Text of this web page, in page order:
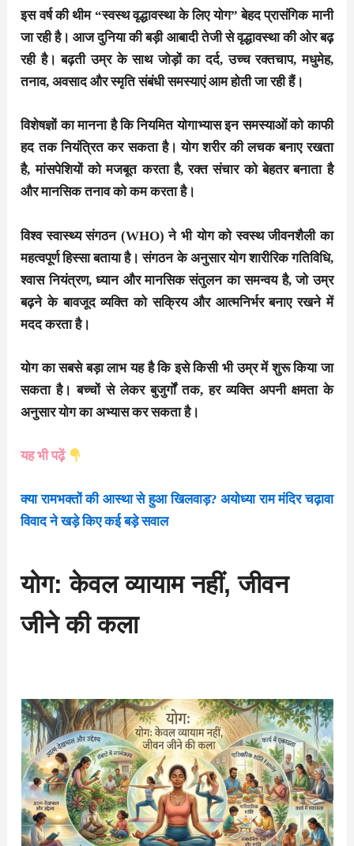
इस वर्ष की थीम “स्वस्थ वृद्धावस्था के लिए योग” बेहद प्रासंगिक मानी
जा रही है। आज दुनिया की बड़ी आबादी तेजी से वृद्धावस्था की ओर बढ़
रही है। बढ़ती उम्र के साथ जोड़ों का दर्द, उच्च रक्तचाप, मधुमेह,
तनाव, अवसाद और स्मृति संबंधी समस्याएं आम होती जा रही हैं।
विशेषज्ञों का मानना है कि नियमित योगाभ्यास इन समस्याओं को काफी
हद तक नियंत्रित कर सकता है। योग शरीर की लचक बनाए रखता
है, मांसपेशियों को मजबूत करता है, रक्त संचार को बेहतर बनाता है
और मानसिक तनाव को कम करता है।
विश्व स्वास्थ्य संगठन (WHO) ने भी योग को स्वस्थ जीवनशैली का
महत्वपूर्ण हिस्सा बताया है। संगठन के अनुसार योग शारीरिक गतिविधि,
श्वास नियंत्रण, ध्यान और मानसिक संतुलन का समन्वय है, जो उम्र
बढ़ने के बावजूद व्यक्ति को सक्रिय और आत्मनिर्भर बनाए रखने में
मदद करता है।
योग का सबसे बड़ा लाभ यह है कि इसे किसी भी उम्र में शुरू किया जा
सकता है। बच्चों से लेकर बुजुर्गों तक, हर व्यक्ति अपनी क्षमता के
अनुसार योग का अभ्यास कर सकता है।
यह भी पढ़ें
क्या रामभक्तों की आस्था से हुआ खिलवाड़? अयोध्या राम मंदिर चढ़ावा
विवाद ने खड़े किए कई बड़े सवाल
योग: केवल व्यायाम नहीं, जीवन
जीने की कला